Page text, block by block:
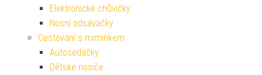
Elektronické chůvičky
Nosní odsávačky
Cestování s miminkem
Autosedačky
Dětské nosiče